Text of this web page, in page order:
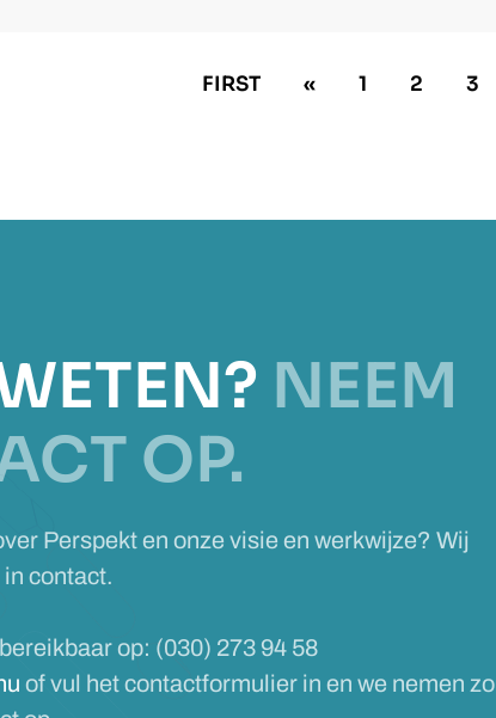
FIRST « 1 2 3
NEEM
OP.
Perspekt en onze visie en werkwijze? Wij
contact.
op: (030) 273 94 58
of vul het contactformulier in en we nemen zo